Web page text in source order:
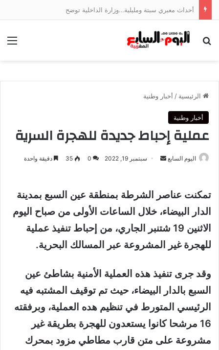
أحداث معبري سبتة ومليلية…وزارة الداخلية توضح
بحث عن
الرئيسية / أخبار وطنية
أخبار وطنية
عملية إحباط جديدة للهجرة السرية
اليوم السابع
أرسل سبتمبر 19, 2022 0
35 دقيقة واحدة
تمكنت عناصر الشرطة بمنطقة عين السبع بمدينة
الدار البيضاء، خلال الساعات الأولى من صباح اليوم
الاثنين 19 شتنبر الجاري، من إحباط تنفيذ عملية
للهجرة غير المشروعة عبر المسالك البحرية.
وقد جرى تنفيذ هذه العملية الأمنية بشاطئ عين
السبع بالدار البيضاء، حيث تم توقيف المشتبه فيه
الرئيسي المتورط في تنظيم هده العملية، وبرفقته
16 مرشحا كانوا يستعدون للهجرة بطريقة غير
مشروعة على متن قارب مطاطي مزود بمحرك